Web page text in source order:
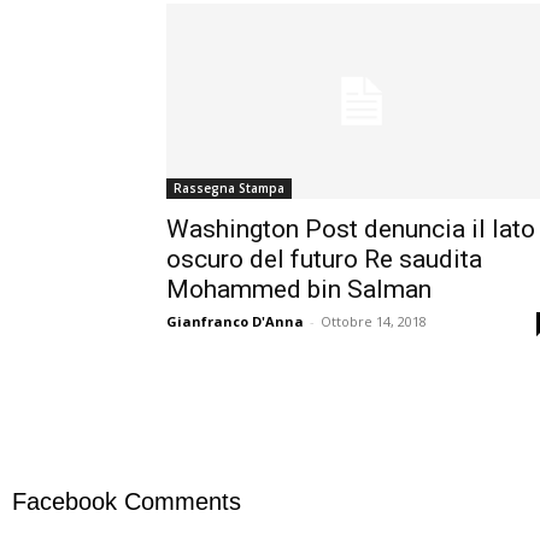
Rassegna Stampa
Washington Post denuncia il lato
oscuro del futuro Re saudita
Mohammed bin Salman
Gianfranco D'Anna - Ottobre 14, 2018
Facebook Comments